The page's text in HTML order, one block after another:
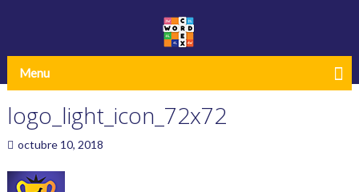
Menu
logo_light_icon_72x72
octubre 10, 2018